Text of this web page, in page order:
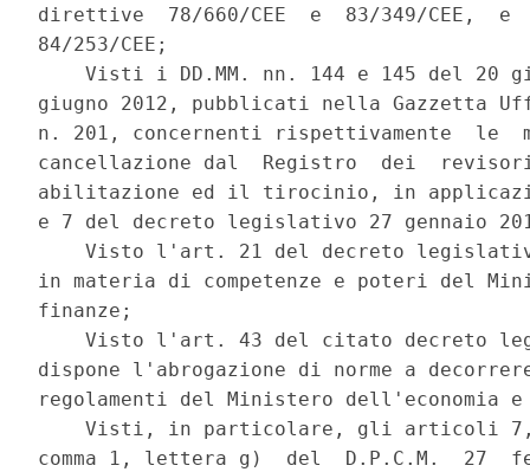
direttive  78/660/CEE  e  83/349/CEE,
84/253/CEE;
Visti i DD.MM. nn. 144 e 145 del 20
giugno 2012, pubblicati nella Gazzetta
n. 201, concernenti rispettivamente
cancellazione dal  Registro  dei
abilitazione ed il tirocinio, in
e 7 del decreto legislativo 27 gennaio
Visto l'art. 21 del decreto
in materia di competenze e poteri del
finanze;
Visto l'art. 43 del citato decreto
dispone l'abrogazione di norme a
regolamenti del Ministero dell'economia
Visti, in particolare, gli articoli
comma 1, lettera g)  del  D.P.C.M.  27